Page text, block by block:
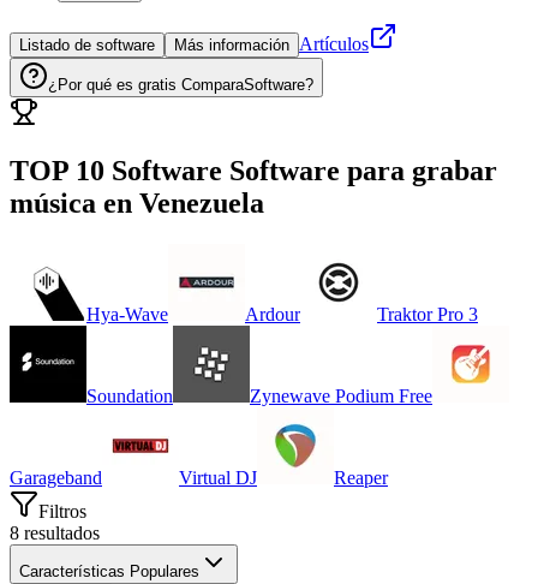
Listado de software Más información Artículos
¿Por qué es gratis ComparaSoftware?
TOP 10 Software Software para grabar
música en Venezuela
Hya-Wave Ardour Traktor Pro 3
Soundation Zynewave Podium Free
Garageband Virtual DJ
Reaper
Filtros
8 resultados
Características Populares